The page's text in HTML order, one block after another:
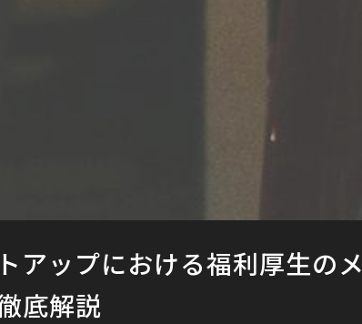
アップにおける福利厚生のメ
底解説